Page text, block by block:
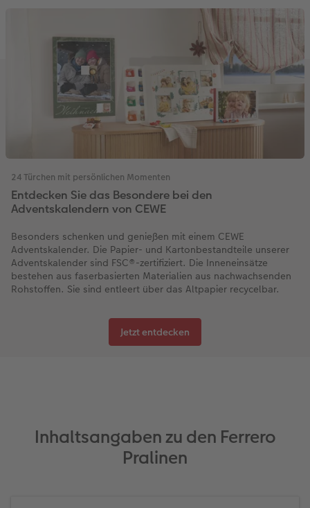
24 Türchen mit persönlichen Momenten
Entdecken Sie das Besondere bei den
Adventskalendern von CEWE
Besonders schenken und genießen mit einem CEWE
Adventskalender. Die Papier- und Kartonbestandteile unserer
Adventskalender sind FSC®-zertifiziert. Die Inneneinsätze
bestehen aus faserbasierten Materialien aus nachwachsenden
Rohstoffen. Sie sind entleert über das Altpapier recycelbar.
Jetzt entdecken
Inhaltsangaben zu den Ferrero
Pralinen